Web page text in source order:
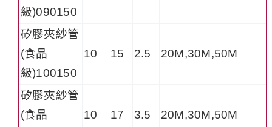
級)090150
矽膠夾紗管
(食品
級)100150
10 15 2.5 20M,30M,50M
矽膠夾紗管
(食品
10 17 3.5 20M,30M,50M